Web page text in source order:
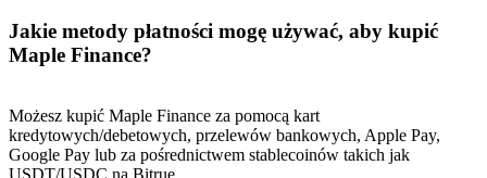
Jakie metody płatności mogę używać, aby kupić
Maple Finance?
Możesz kupić Maple Finance za pomocą kart
kredytowych/debetowych, przelewów bankowych, Apple Pay,
Google Pay lub za pośrednictwem stablecoinów takich jak